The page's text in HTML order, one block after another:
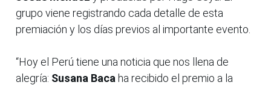
grupo viene registrando cada detalle de esta
premiación y los días previos al importante evento.
“Hoy el Perú tiene una noticia que nos llena de
alegría: Susana Baca ha recibido el premio a la